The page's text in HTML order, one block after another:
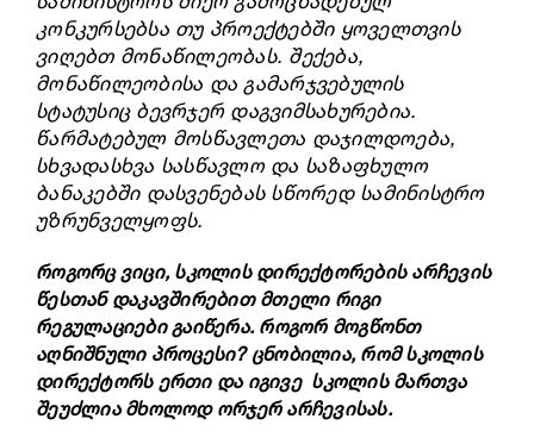
კონკურსებსა თუ პროექტებში ყოველთვის
ვიღებთ მონაწილეობას. შექება,
მონაწილეობისა და გამარჯვებულის
სტატუსიც ბევრჯერ დაგვიმსახურებია.
წარმატებულ მოსწავლეთა დაჯილდოება,
სხვადასხვა სასწავლოდა საზაფხულო
ბანაკებში დასვენებას სწორედ სამინისტრო
უზრუნველყოფს.
როგორც ვიცი, სკოლის დირექტორების არჩევის
წესთან დაკავშირებით მთელი რიგი
რეგულაციები გაიწერა. როგორ მოგწონთ
აღნიშნული პროცესი? ცნობილია, რომ სკოლის
დირექტორს ერთი და იგივე სკოლის მართვა
შეუძლია მხოლოდ ორჯერ არჩევისას.